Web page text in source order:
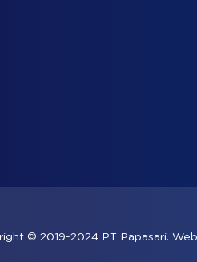
© 2019-2024 PT Papasari.